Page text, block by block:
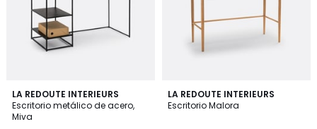
LA REDOUTE INTERIEURS
Escritorio metálico de acero,
Miva
3,6
/ 5
LA REDOUTE INTERIEURS
Escritorio Malora
4,5
/ 5